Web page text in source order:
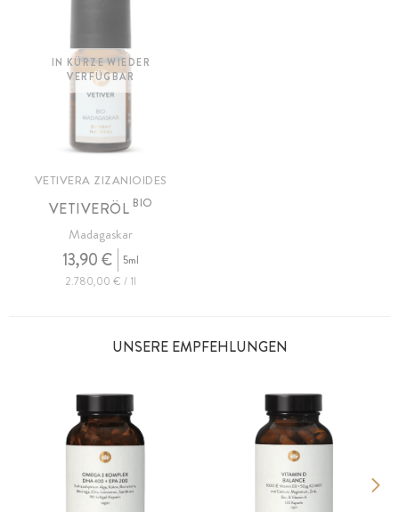
und rein sowie garantiert frei von Konservierungs- oder Zusatzstoffen.
IN KÜRZE WIEDER
VERFÜGBAR
VETIVERA ZIZANIOIDES
VETIVERÖLBIO
Madagaskar
13,90 €
5ml
2.780,00 € / 1l
UNSERE EMPFEHLUNGEN